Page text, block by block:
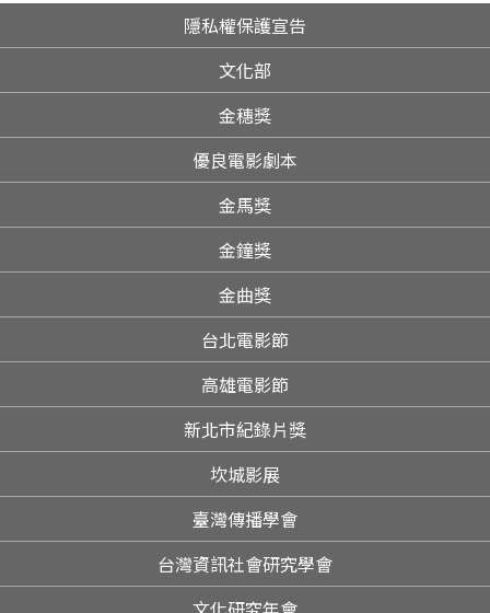
隱私權保護宣告
文化部
金穗獎
優良電影劇本
金馬獎
金鐘獎
金曲獎
台北電影節
高雄電影節
新北市紀錄片獎
坎城影展
臺灣傳播學會
台灣資訊社會研究學會